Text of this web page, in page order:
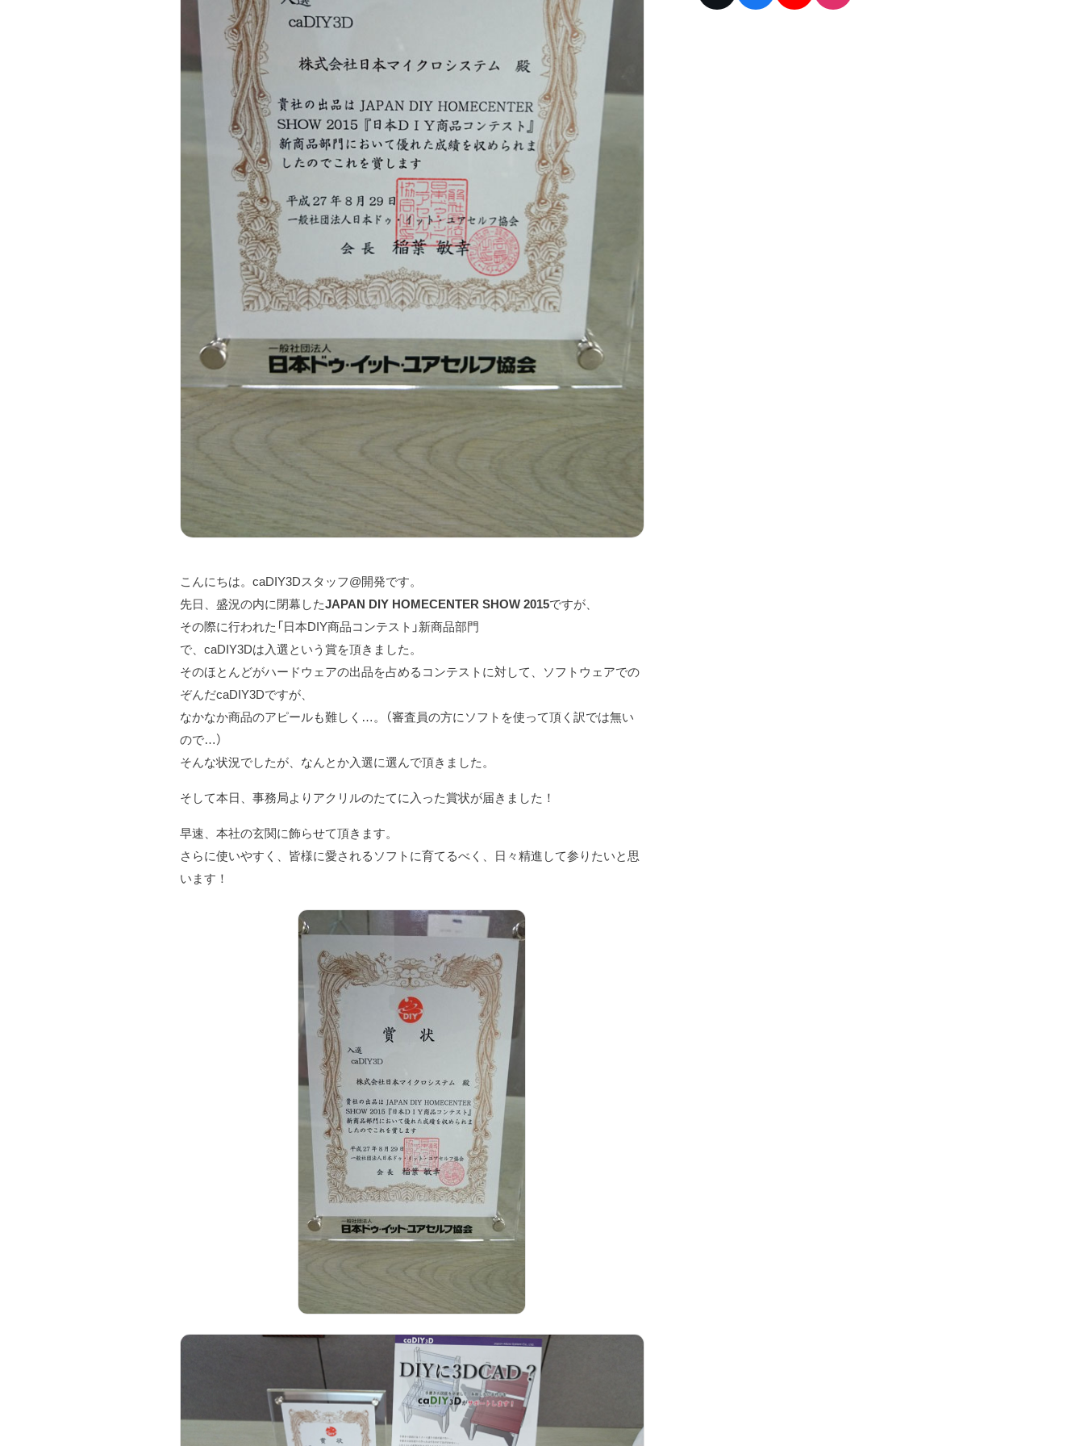
こんにちは。caDIY3Dスタッフ@開発です。
先日、盛況の内に閉幕したJAPAN DIY HOMECENTER SHOW 2015ですが、
その際に行われた「日本DIY商品コンテスト」新商品部門
で、caDIY3Dは入選という賞を頂きました。
そのほとんどがハードウェアの出品を占めるコンテストに対して、ソフトウェアでの
ぞんだcaDIY3Dですが、
なかなか商品のアピールも難しく…。（審査員の方にソフトを使って頂く訳では無い
ので…）
そんな状況でしたが、なんとか入選に選んで頂きました。
そして本日、事務局よりアクリルのたてに入った賞状が届きました！
早速、本社の玄関に飾らせて頂きます。
さらに使いやすく、皆様に愛されるソフトに育てるべく、日々精進して参りたいと思
います！